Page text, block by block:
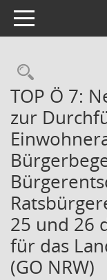
Toggle navigation
TOP Ö 7:
zur
25 und 26
für das
(GO NRW)